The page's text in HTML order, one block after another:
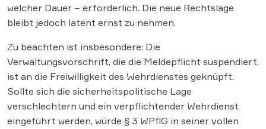
welcher Dauer – erforderlich. Die neue Rechtslage
bleibt jedoch latent ernst zu nehmen.
Zu beachten ist insbesondere: Die
Verwaltungsvorschrift, die die Meldepflicht suspendiert,
ist an die Freiwilligkeit des Wehrdienstes geknüpft.
Sollte sich die sicherheitspolitische Lage
verschlechtern und ein verpflichtender Wehrdienst
eingeführt werden, würde § 3 WPflG in seiner vollen